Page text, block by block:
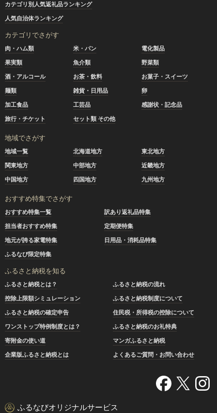
カテゴリ別人気返礼品ランキング
人気自治体ランキング
カテゴリでさがす
肉・ハム類 米・パン
電化製品
果実類
魚介類
野菜類
酒・アルコール
お茶・飲料
お菓子・スイーツ
麺類
雑貨・日用品
卵
加工食品
工芸品
感謝状・記念品
旅行・チケット
セット類 その他
地域でさがす
地域一覧 北海道地方
東北地方
関東地方
中部地方
近畿地方
中国地方
四国地方 九州地方
おすすめ特集でさがす
おすすめ特集一覧
訳あり返礼品特集
担当者おすすめ特集
定期便特集
地元が誇る家電特集
日用品・消耗品特集
ふるなび限定特集
ふるさと納税を知る
ふるさと納税とは？
ふるさと納税の流れ
控除上限額シミュレーション
ふるさと納税制度について
ふるさと納税の確定申告
住民税・所得税の控除について
ワンストップ特例制度とは？
ふるさと納税のお礼特典
寄附金の使い道
マンガふるさと納税
企業版ふるさと納税とは
よくあるご質問・お問い合わせ
ふるなびオリジナルサービス